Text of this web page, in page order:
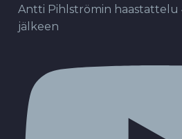
Antti Pihlströmin haastattelu
jälkeen